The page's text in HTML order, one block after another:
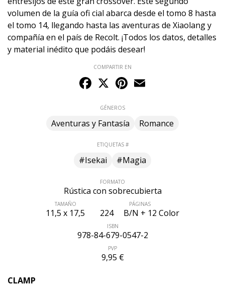
volumen de la guía ofi cial abarca desde el tomo 8 hasta
el tomo 14, llegando hasta las aventuras de Xiaolang y
compañía en el país de Recolt. ¡Todos los datos, detalles
y material inédito que podáis desear!
COMPARTIR EN
Facebook
X Pinterest
GÉNEROS
Aventuras y Fantasía Romance
ETIQUETAS #
#Isekai #Magia
FORMATO
Rústica con sobrecubierta
TAMAÑO
11,5 x 17,5
PÁGINAS
224 B/N + 12 Color
ISBN
978-84-679-0547-2
PVP
9,95 €
CLAMP